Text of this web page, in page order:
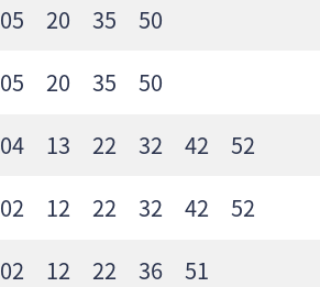
05 20 35 50
05 20 35 50
04 13 22 32 42 52
02 12 22 32 42 52
02 12 22 36 51